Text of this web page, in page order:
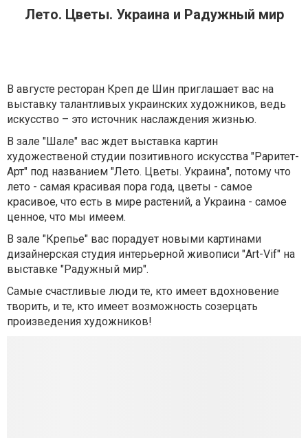
Лето. Цветы. Украина и Радужный мир
В августе ресторан Креп де Шин приглашает вас на
выставку талантливых украинских художников, ведь
искусство – это источник наслаждения жизнью.
В зале "Шале" вас ждет выставка картин
художественой студии позитивного искусства "Раритет-
Арт" под названием "Лето. Цветы. Украина", потому что
лето - самая красивая пора года, цветы - самое
красивое, что есть в мире растений, а Украина - самое
ценное, что мы имеем.
В зале "Крепье" вас порадует новыми картинами
дизайнерская студия интерьерной живописи "Art-Vif" на
выставке "Радужный мир".
Самые счастливые люди те, кто имеет вдохновение
творить, и те, кто имеет возможность созерцать
произведения художников!